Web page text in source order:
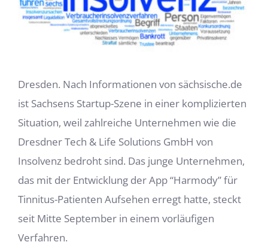
Dresden. Nach Informationen von sächsische.de
ist Sachsens Startup-Szene in einer komplizierten
Situation, weil zahlreiche Unternehmen wie die
Dresdner Tech & Life Solutions GmbH von
Insolvenz bedroht sind. Das junge Unternehmen,
das mit der Entwicklung der App “Harmody” für
Tinnitus-Patienten Aufsehen erregt hatte, steckt
seit Mitte September in einem vorläufigen
Verfahren.